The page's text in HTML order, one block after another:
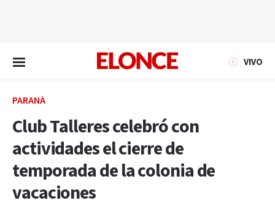
VIVO
PARANÁ
Club Talleres celebró con
actividades el cierre de
temporada de la colonia de
vacaciones